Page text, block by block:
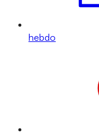
hebdo